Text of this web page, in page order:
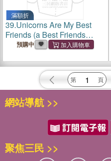
滿額折
39.Unicorns Are My Best
Friends (a Best Friends
Storybook)
預購中
網站導航 >>
聚焦三民 >>